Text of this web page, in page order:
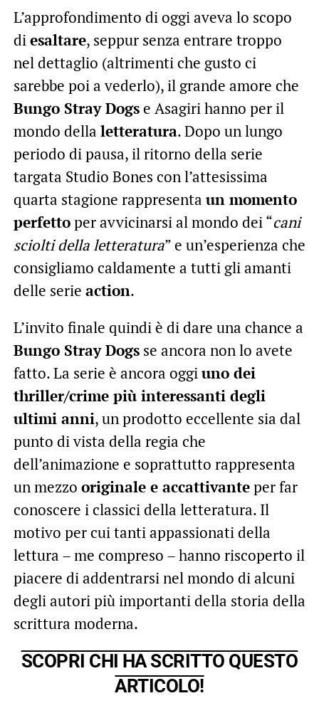
L’approfondimento di oggi aveva lo scopo
diesaltare, seppur senza entrare troppo
nel dettaglio (altrimenti che gusto ci
sarebbe poi a vederlo), il grande amore che
Bungo Stray Dogse Asagiri hanno per il
mondo della letteratura. Dopo un lungo
periodo di pausa, il ritorno della serie
targata Studio Bones con l’attesissima
quarta stagione rappresenta un momento
perfettoper avvicinarsi al mondo dei “cani
sciolti della letteratura” e un’esperienza che
consigliamo caldamente a tutti gli amanti
delle serie action.
L’invito finale quindi è di dare una chance a
Bungo Stray Dogsse ancora non lo avete
fatto. La serie è ancora oggiuno dei
thriller/crime più interessanti degli
ultimi anni, un prodotto eccellente sia dal
punto di vista della regia che
dell’animazione e soprattutto rappresenta
un mezzo originale e accattivanteper far
conoscere i classici della letteratura. Il
motivo per cui tanti appassionati della
lettura – me compreso – hanno riscoperto il
piacere di addentrarsi nel mondo di alcuni
degli autori più importanti della storia della
scrittura moderna.
SCOPRI CHI HA SCRITTO QUESTO
ARTICOLO!